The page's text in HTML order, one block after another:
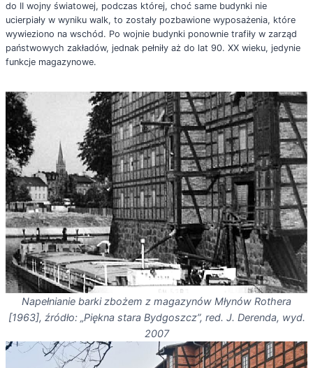
do II wojny światowej, podczas której, choć same budynki nie
ucierpiały w wyniku walk, to zostały pozbawione wyposażenia, które
wywieziono na wschód. Po wojnie budynki ponownie trafiły w zarząd
państwowych zakładów, jednak pełniły aż do lat 90. XX wieku, jedynie
funkcje magazynowe.
Napełnianie barki zbożem z magazynów Młynów Rothera
[1963], źródło: „Piękna stara Bydgoszcz”, red. J. Derenda, wyd.
2007